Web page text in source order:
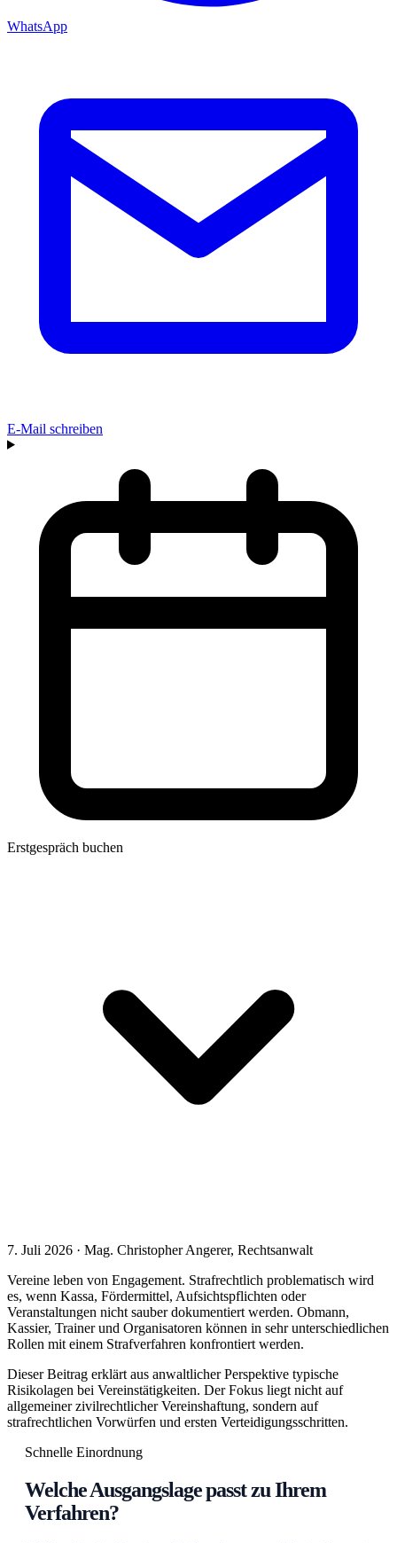
WhatsApp
E-Mail schreiben
Erstgespräch buchen
7. Juli 2026 · Mag. Christopher Angerer, Rechtsanwalt
Vereine leben von Engagement. Strafrechtlich problematisch wird
es, wenn Kassa, Fördermittel, Aufsichtspflichten oder
Veranstaltungen nicht sauber dokumentiert werden. Obmann,
Kassier, Trainer und Organisatoren können in sehr unterschiedlichen
Rollen mit einem Strafverfahren konfrontiert werden.
Dieser Beitrag erklärt aus anwaltlicher Perspektive typische
Risikolagen bei Vereinstätigkeiten. Der Fokus liegt nicht auf
allgemeiner zivilrechtlicher Vereinshaftung, sondern auf
strafrechtlichen Vorwürfen und ersten Verteidigungsschritten.
Schnelle Einordnung
Welche Ausgangslage passt zu Ihrem
Verfahren?